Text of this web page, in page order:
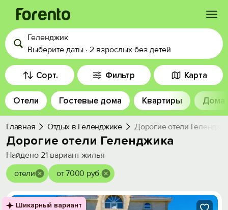
Войти
Избранное
История просмотра
Добавить свой объект
Геленджик
Выберите даты · 2 взрослых без детей
Сорт. Фильтр Карта
Отели Гостевые дома Квартиры Дома
Главная Отдых в Геленджике Дорогие отели
Дорогие отели Геленджика
Найдено 21 вариант жилья
отели
от 7000 руб.
Шикарный вариант